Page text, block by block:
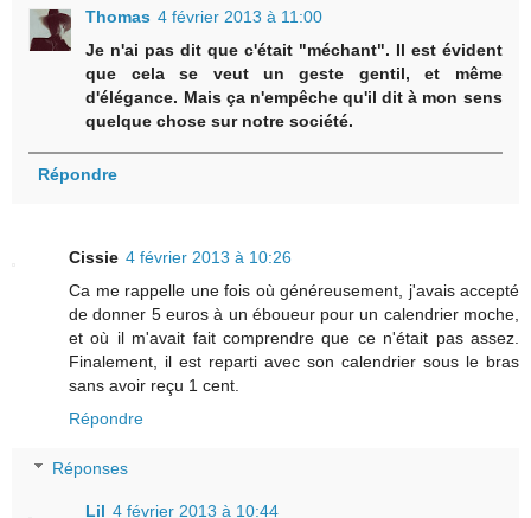
Thomas 4 février 2013 à 11:00
Je n'ai pas dit que c'était "méchant". Il est évident
que cela se veut un geste gentil, et même
d'élégance. Mais ça n'empêche qu'il dit à mon sens
quelque chose sur notre société.
Répondre
Cissie 4 février 2013 à 10:26
Ca me rappelle une fois où généreusement, j'avais accepté
de donner 5 euros à un éboueur pour un calendrier moche,
et où il m'avait fait comprendre que ce n'était pas assez.
Finalement, il est reparti avec son calendrier sous le bras
sans avoir reçu 1 cent.
Répondre
Réponses
Lil 4 février 2013 à 10:44